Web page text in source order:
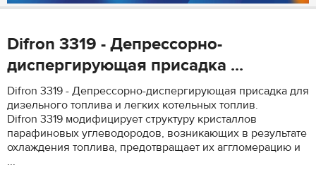
Difron 3319 - Депрессорно-
диспергирующая присадка ...
Difron 3319 - Депрессорно-диспергирующая присадка для
дизельного топлива и легких котельных топлив.
Difron 3319 модифицирует структуру кристаллов
парафиновых углеводородов, возникающих в результате
охлаждения топлива, предотвращает их аггломерацию и
...